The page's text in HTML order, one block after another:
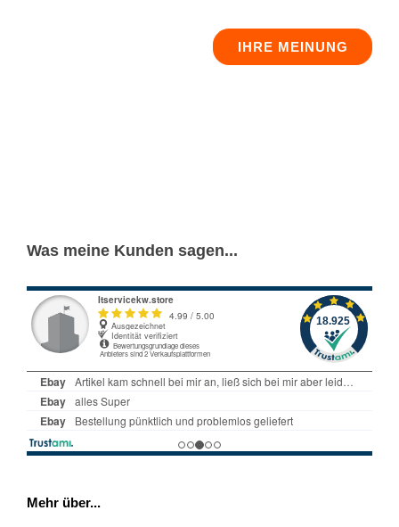
IHRE MEINUNG
Was meine Kunden sagen...
Mehr über...